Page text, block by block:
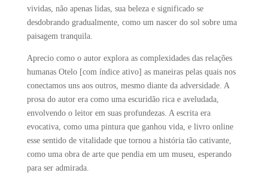
vividas, não apenas lidas, sua beleza e significado se
desdobrando gradualmente, como um nascer do sol sobre uma
paisagem tranquila.
Aprecio como o autor explora as complexidades das relações
humanas Otelo [com índice ativo] as maneiras pelas quais nos
conectamos uns aos outros, mesmo diante da adversidade. A
prosa do autor era como uma escuridão rica e aveludada,
envolvendo o leitor em suas profundezas. A escrita era
evocativa, como uma pintura que ganhou vida, e livro online
esse sentido de vitalidade que tornou a história tão cativante,
como uma obra de arte que pendia em um museu, esperando
para ser admirada.